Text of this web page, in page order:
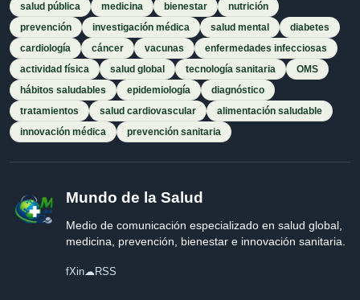
salud pública medicina bienestar
nutrición
prevención
investigación médica salud mental
diabetes
cardiología
cáncer vacunas
enfermedades infecciosas
actividad física
salud global tecnología sanitaria
OMS
hábitos saludables
epidemiología
diagnóstico
tratamientos
salud cardiovascular
alimentación saludable
innovación médica
prevención sanitaria
Mundo de la Salud
Medio de comunicación especializado en salud global,
medicina, prevención, bienestar e innovación sanitaria.
fXin☁RSS